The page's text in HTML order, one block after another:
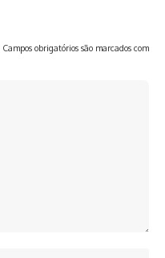
Campos obrigatórios são marcados com